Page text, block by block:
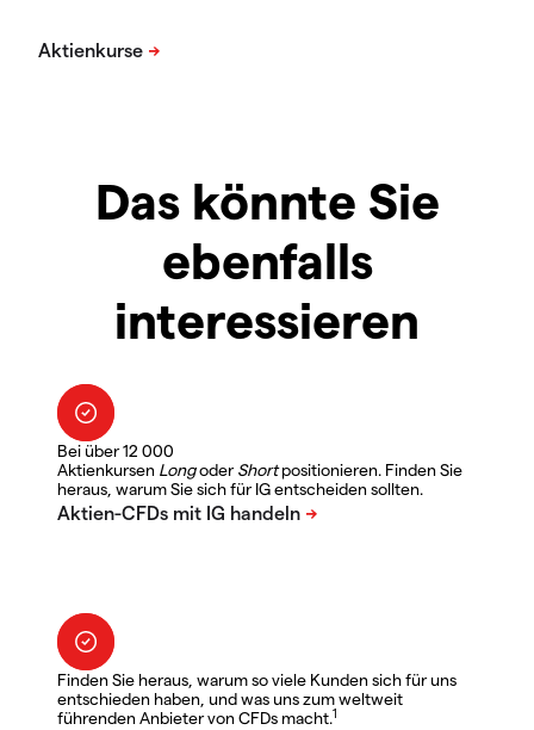
Das könnte Sie
ebenfalls
interessieren
Bei über 12 000
Aktienkursen LongoderShortpositionieren. Finden Sie
heraus, warum Sie sich für IG entscheiden sollten.
Finden Sie heraus, warum so viele Kunden sich für uns
entschieden haben, und was uns zum weltweit
führenden Anbieter von CFDs macht.1